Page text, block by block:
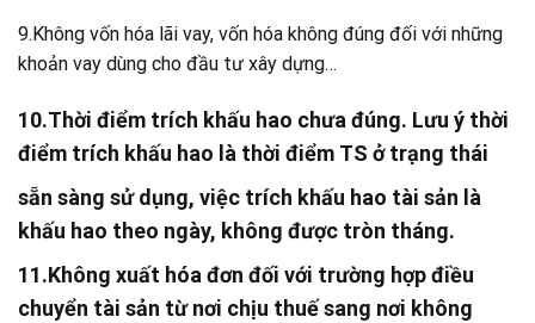
9.Không vốn hóa lãi vay, vốn hóa không đúng đối với những
khoản vay dùng cho đầu tư xây dựng…
10.Thời điểm trích khấu hao chưa đúng. Lưu ý thời
điểm trích khấu hao là thời điểm TS ở trạng thái
sẵn sàng sử dụng, việc trích khấu hao tài sản là
khấu hao theo ngày, không được tròn tháng.
11.Không xuất hóa đơn đối với trường hợp điều
chuyển tài sản từ nơi chịu thuế sang nơi không